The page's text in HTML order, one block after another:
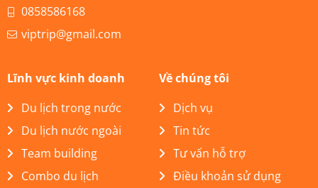
0858586168
viptrip@gmail.com
Lĩnh vực kinh doanh
Du lịch trong nước
Du lịch nước ngoài
Team building
Combo du lịch
Về chúng tôi
Dịch vụ
Tin tức
Tư vấn hỗ trợ
Điều khoản sử dụng